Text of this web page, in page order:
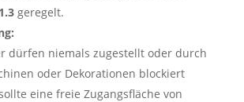
geregelt.
dürfen niemals zugestellt oder durch
oder Dekorationen blockiert
eine freie Zugangsfläche von